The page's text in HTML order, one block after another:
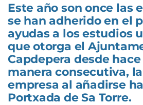
Este año son once las
se han adherido en el
ayudas a los estudios
que otorga el
Capdepera desde
manera consecutiva,
empresa al añadirse
Portxada de Sa Torre.